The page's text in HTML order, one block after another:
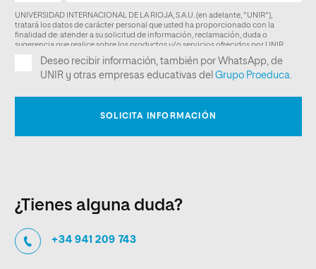
¿Tienes alguna duda?
+34 941 209 743